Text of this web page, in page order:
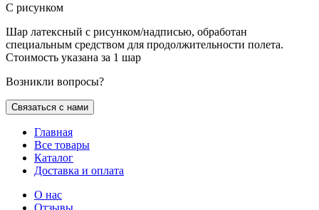
С рисунком
Шар латексный с рисунком/надписью, обработан
специальным средством для продолжительности полета.
Стоимость указана за 1 шар
Возникли вопросы?
Связаться с нами
Главная
Все товары
Каталог
Доставка и оплата
О нас
Отзывы